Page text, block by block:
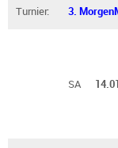
Turnier: 3.
SA